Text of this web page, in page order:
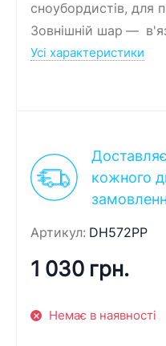
сноубордистів, для
Зовнішній шар
Усі характеристики
кожного
Артикул: DH572PP
1 030 грн.
Немає в наявності